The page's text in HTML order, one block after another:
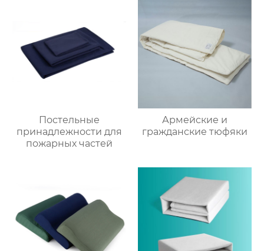
Постельные
принадлежности для
пожарных частей
Армейские и
гражданские тюфяки